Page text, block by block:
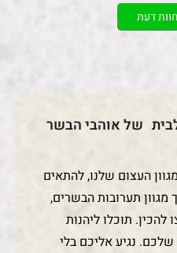
דעת
של אוהבי הבשר
העצום שלנו, להתאים
מגוון תערובות הבשרים,
תוכלו ליהנות
נגיע אליכם בלי